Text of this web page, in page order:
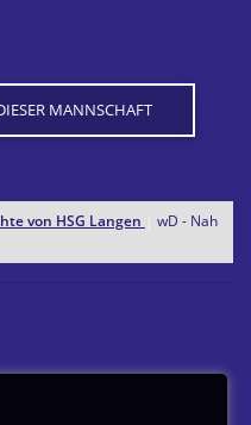
MANNSCHAFT
von HSG Langen
wD - Nah